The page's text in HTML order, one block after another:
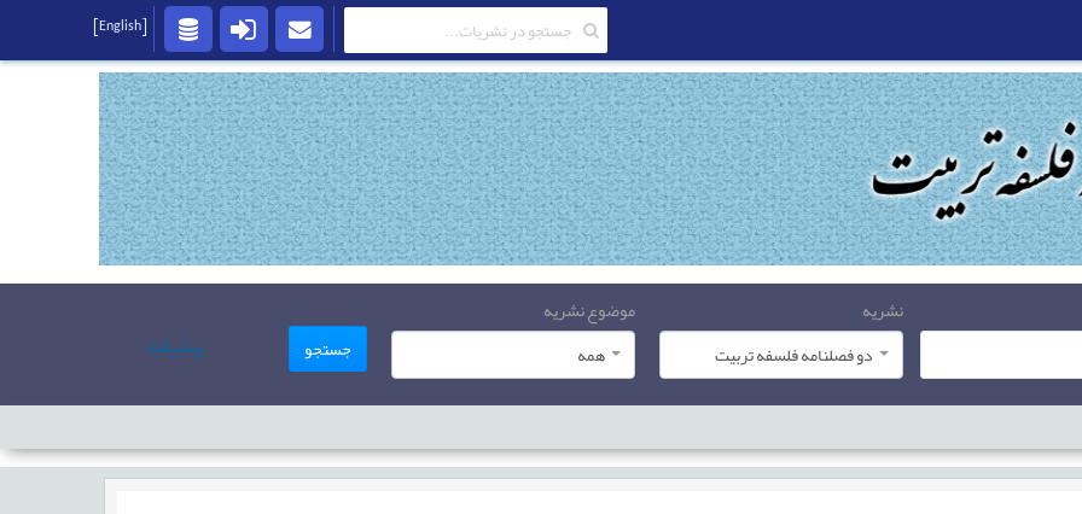
نشریه
دو فصلنامه فلسفه تربیت
موضوع نشریه
همه
جستجو پیشرفته
[English]